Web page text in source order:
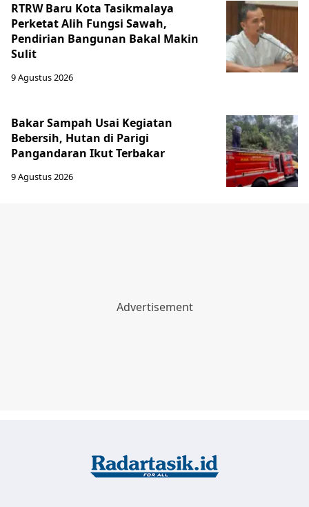
RTRW Baru Kota Tasikmalaya
Perketat Alih Fungsi Sawah,
Pendirian Bangunan Bakal Makin
Sulit
9 Agustus 2026
Bakar Sampah Usai Kegiatan
Bebersih, Hutan di Parigi
Pangandaran Ikut Terbakar
9 Agustus 2026